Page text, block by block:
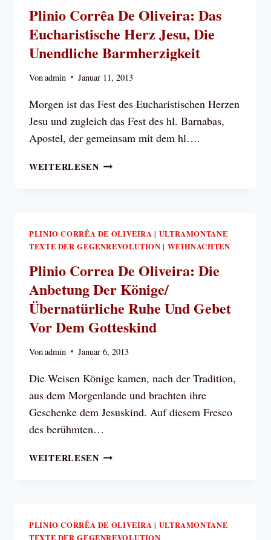
Plinio Corrêa De Oliveira: Das
Eucharistische Herz Jesu, Die
Unendliche Barmherzigkeit
Vonadmin Januar 11, 2013
Morgen ist das Fest des Eucharistischen Herzen
Jesu und zugleich das Fest des hl. Barnabas,
Apostel, der gemeinsam mit dem hl….
WEITERLESENPLINIO
EUCHARISTISCHE
HERZ
DIE
UNENDLICHE
BARMHERZIGKEIT
PLINIO CORRÊA DE OLIVEIRA | ULTRAMONTANE
TEXTE DER GEGENREVOLUTION | WEIHNACHTEN
Plinio Correa De Oliveira: Die
Anbetung Der Könige/
Übernatürliche Ruhe Und Gebet
Vor Dem Gotteskind
Vonadmin Januar 6, 2013
Die Weisen Könige kamen, nach der Tradition,
aus dem Morgenlande und brachten ihre
Geschenke dem Jesuskind. Auf diesem Fresco
des berühmten…
WEITERLESENPLINIO
ANBETUNG
PLINIO CORRÊA DE OLIVEIRA | ULTRAMONTANE
TEXTE DER GEGENREVOLUTION